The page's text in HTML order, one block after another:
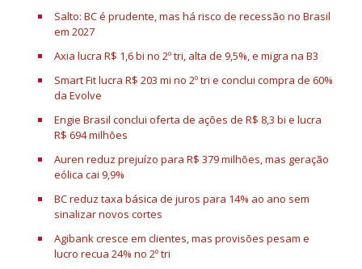
Salto: BC é prudente, mas há risco de recessão no Brasil
em 2027
Axia lucra R$ 1,6 bi no 2º tri, alta de 9,5%, e migra na B3
Smart Fit lucra R$ 203 mi no 2º tri e conclui compra de 60%
da Evolve
Engie Brasil conclui oferta de ações de R$ 8,3 bi e lucra
R$ 694 milhões
Auren reduz prejuízo para R$ 379 milhões, mas geração
eólica cai 9,9%
BC reduz taxa básica de juros para 14% ao ano sem
sinalizar novos cortes
Agibank cresce em clientes, mas provisões pesam e
lucro recua 24% no 2º tri